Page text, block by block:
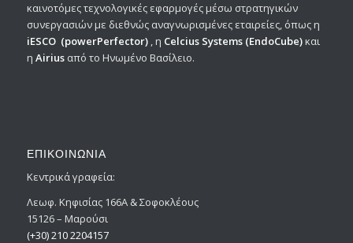
καινοτόμες τεχνολογικές εφαρμογές μέσω στρατηγικών
συνεργασιών με διεθνώς αναγνωρισμένες εταιρείες, όπως η
iESCO (powerPerfector) , η Celcius Systems (EndoCube)και
η Airiusαπό το Ηνωμένο Βασίλειο.
ΕΠΙΚΟΙΝΩΝΙΑ
Κεντρικά γραφεία:
Λεωφ. Κηφισίας 166Α & Σοφοκλέους
15126 – Μαρούσι
(+30) 210 2204157